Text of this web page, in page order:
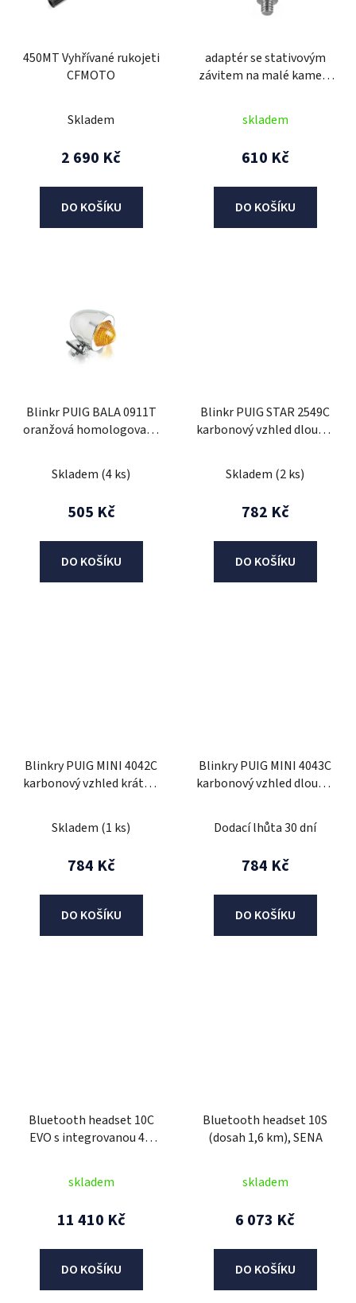
450MT Vyhřívané rukojeti
CFMOTO
Skladem
2 690 Kč
DO KOŠÍKU
adaptér se stativovým
závitem na malé kamery
skladem
610 Kč
DO KOŠÍKU
Blinkr PUIG BALA 0911T
oranžová homologovaný
Skladem (4 ks)
505 Kč
DO KOŠÍKU
Blinkr PUIG STAR 2549C
karbonový vzhled dlouhé,
Skladem (2 ks)
782 Kč
DO KOŠÍKU
Blinkry PUIG MINI 4042C
karbonový vzhled krátké,
Skladem (1 ks)
784 Kč
DO KOŠÍKU
Blinkry PUIG MINI 4043C
karbonový vzhled dlouhé,
Dodací lhůta 30 dní
784 Kč
DO KOŠÍKU
Bluetooth headset 10C
EVO s integrovanou 4K
skladem
11 410 Kč
DO KOŠÍKU
Bluetooth headset 10S
(dosah 1,6 km), SENA
skladem
6 073 Kč
DO KOŠÍKU